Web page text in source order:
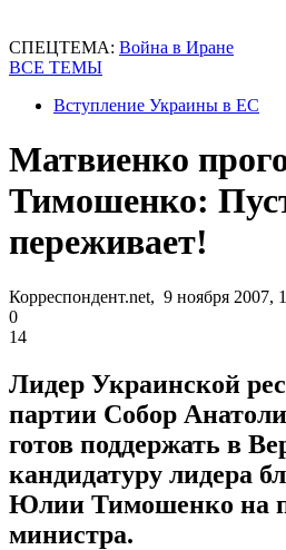
СПЕЦТЕМА: Война в Иране
ВСЕ ТЕМЫ
Вступление Украины в ЕС
Матвиенко
Тимошенко:
переживает!
Корреспондент.net, 9 ноября 2007,
0
14
Лидер Украинской
партии Собор
готов поддержать в
кандидатуру лидера
Юлии Тимошенко на
министра.